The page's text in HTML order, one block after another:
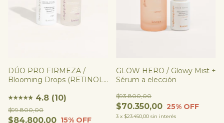
DÚO PRO FIRMEZA /
Blooming Drops (RETINOL)
(COLÁGENO)
★★★★★
★ 4.8 (10)
$84.800,00
$99.800,00
15% OFF
GLOW HERO / Glowy Mist +
Sérum a elección
$70.350,00
$93.800,00
25% OFF
3 x $23.450,00 sin interés